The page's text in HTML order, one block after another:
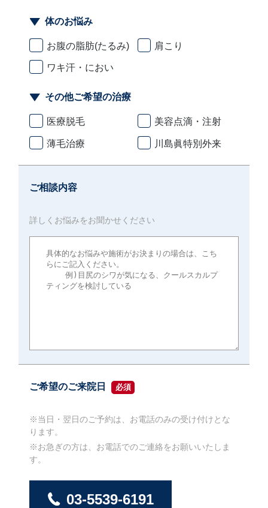
体のお悩み
お腹の脂肪(たるみ) 肩こり
ワキ汗・におい
その他ご希望の治療
医療脱毛 美容点滴・注射
薄毛治療 川島眞特別外来
ご相談内容
詳しくお悩みをお聞かせください
ご希望のご来院日 必須
※当日・翌日のご予約は、お電話のみの受け付けとな
ります。
※お急ぎの方は、お電話でのご連絡をお願いいたしま
す。
03-5539-6191